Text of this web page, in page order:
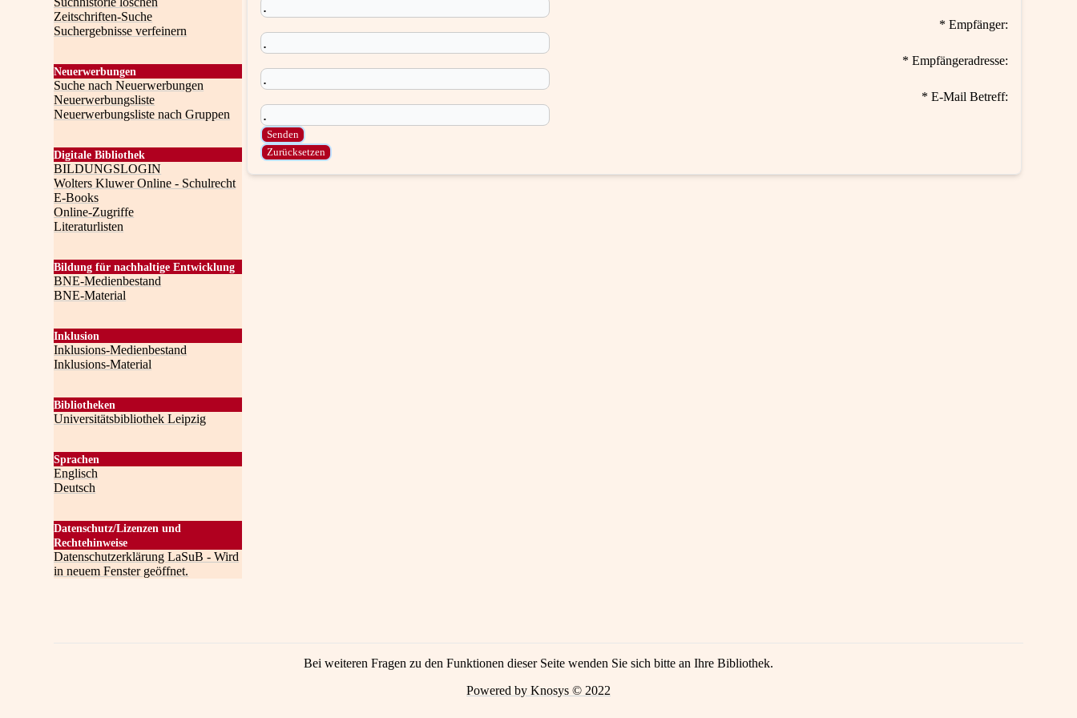
Zeitschriften-Suche
Suchergebnisse verfeinern
Neuerwerbungen
Suche nach Neuerwerbungen
Neuerwerbungsliste
Neuerwerbungsliste nach Gruppen
Digitale Bibliothek
BILDUNGSLOGIN
Wolters Kluwer Online - Schulrecht
E-Books
Online-Zugriffe
Literaturlisten
Bildung für nachhaltige Entwicklung
BNE-Medienbestand
BNE-Material
Inklusion
Inklusions-Medienbestand
Inklusions-Material
Bibliotheken
Universitätsbibliothek Leipzig
Sprachen
Englisch
Deutsch
Datenschutz/Lizenzen und
Rechtehinweise
Datenschutzerklärung LaSuB - Wird
in neuem Fenster geöffnet.
* Empfänger:
* Empfängeradresse:
* E-Mail Betreff:
Bei weiteren Fragen zu den Funktionen dieser Seite wenden Sie sich bitte an Ihre Bibliothek.
Powered by Knosys © 2022